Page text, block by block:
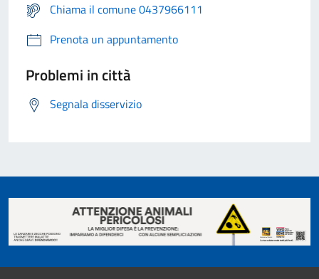
Chiama il comune 0437966111
Prenota un appuntamento
Problemi in città
Segnala disservizio